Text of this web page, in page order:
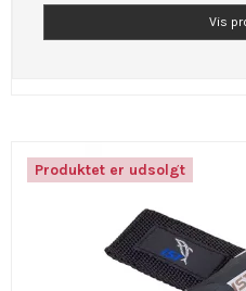
Vis
Produktet er udsolgt